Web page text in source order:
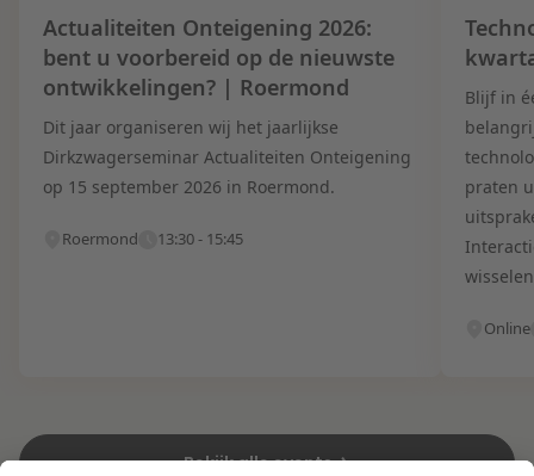
Actualiteiten Onteigening 2026:
bent u voorbereid op de nieuwste
ontwikkelingen? | Roermond
Dit jaar organiseren wij het jaarlijkse
Dirkzwagerseminar Actualiteiten Onteigening
op 15 september 2026 in Roermond.
Roermond 13:30 - 15:45
Blijf in
praten
Online
Bekijk alle events